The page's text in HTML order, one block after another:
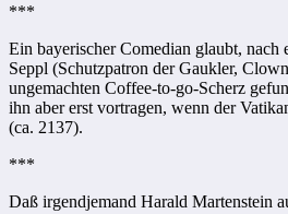
***
Ein bayerischer Comedian glaubt, nach
Seppl (Schutzpatron der Gaukler,
ungemachten Coffee-to-go-Scherz
ihn aber erst vortragen, wenn der
(ca. 2137).
***
Daß irgendjemand Harald Martenstein